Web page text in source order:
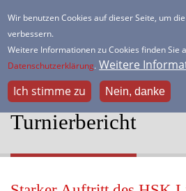
Wir benutzen Cookies auf dieser Seite, um
verbessern.
Weitere Informationen zu Cookies finden Sie
Datenschutzerklärung. Weitere
Ich stimme zu
Nein, danke
zum
Inhalt
Dein freundlicher Schachverein
Turnierbericht